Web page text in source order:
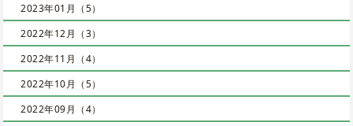
2023年01月（5）
2022年12月（3）
2022年11月（4）
2022年10月（5）
2022年09月（4）